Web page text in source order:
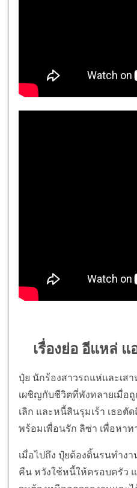
เรื่องย่อ อีแหล่ แ
ปุ๋ย นักร้องสาวรถแห่และเส
เผชิญกับชีวิตที่พังทลายเมื่อ
เลิก และหนี้สินรุมเร้า เธอตั
พร้อมเพื่อนรัก ลิซ่า เพื่อหาท
เมื่อไปถึง ปุ๋ยต้องดิ้นรนทำง
คืน หวังใช้หนี้ให้ครอบครัว